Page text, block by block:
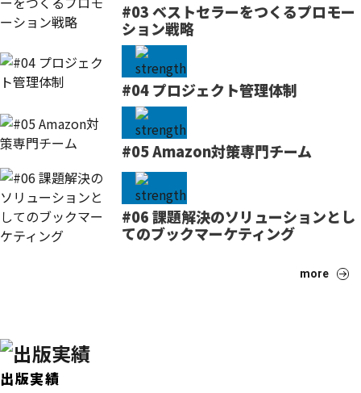
#03 ベストセラーをつくるプロモー
ション戦略
#04 プロジェクト管理体制
#05 Amazon対策専門チーム
#06 課題解決のソリューションとし
てのブックマーケティング
more
出版実績